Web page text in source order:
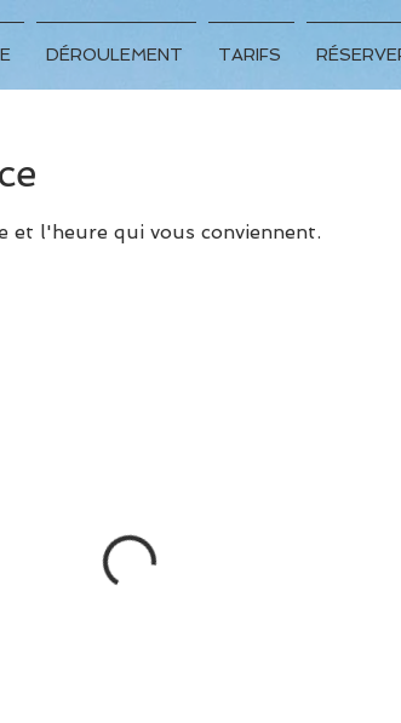
DÉROULEMENT TARIFS
et l'heure qui vous conviennent.